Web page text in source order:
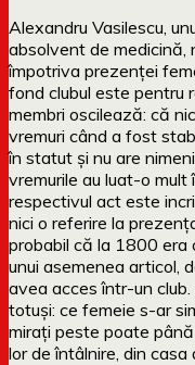
Alexandru Vasilescu,
absolvent de medicină,
împotriva prezenței
fond clubul este pentru
membri oscilează: că
vremuri când a fost
în statut și nu are
vremurile au luat-o mult
respectivul act este
nici o referire la
probabil că la 1800 era
unui asemenea articol,
avea acces într-un
totuși: ce femeie s-ar
mirați peste poate
lor de întâlnire, din